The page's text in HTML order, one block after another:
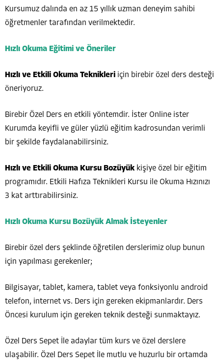
Kursumuz dalında en az 15 yıllık uzman deneyim sahibi
öğretmenler tarafından verilmektedir.
Hızlı Okuma Eğitimi ve Öneriler
Hızlı ve Etkili Okuma Teknikleri için birebir özel ders desteği
öneriyoruz.
Birebir Özel Ders en etkili yöntemdir. İster Online ister
Kurumda keyifli ve güler yüzlü eğitim kadrosundan verimli
bir şekilde faydalanabilirsiniz.
Hızlı ve Etkili Okuma Kursu Bozüyük kişiye özel bir eğitim
programıdır. Etkili Hafıza Teknikleri Kursu ile Okuma Hızınızı
3 kat arttırabilirsiniz.
Hızlı Okuma Kursu Bozüyük Almak İsteyenler
Birebir özel ders şeklinde öğretilen derslerimiz olup bunun
için yapılması gerekenler;
Bilgisayar, tablet, kamera, tablet veya fonksiyonlu android
telefon, internet vs. Ders için gereken ekipmanlardır. Ders
Öncesi kurulum için gereken teknik desteği sunmaktayız.
Özel Ders Sepet İle adaylar tüm kurs ve özel derslere
ulaşabilir. Özel Ders Sepet İle mutlu ve huzurlu bir ortamda